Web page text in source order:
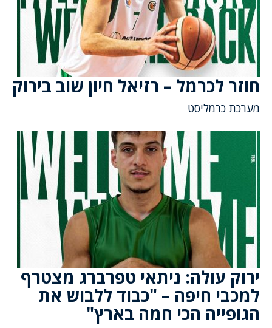
חוזר לכרמל – רזיאל חיון שוב בירוק
מערכת כרמליסט
ירוק עולה: ניתאי טפרברג מצטרף
למכבי חיפה – "כבוד ללבוש את
הגופייה הכי חמה בארץ"